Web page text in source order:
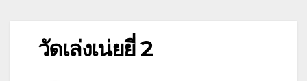
วัดเล่งเน่ยยี่ 2